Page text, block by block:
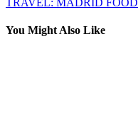
You Might Also Like